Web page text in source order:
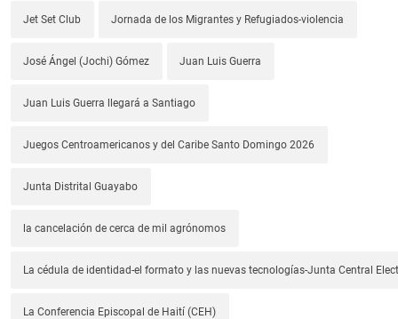
Jet Set Club Jornada de los Migrantes y Refugiados-violencia
José Ángel (Jochi) Gómez Juan Luis Guerra
Juan Luis Guerra llegará a Santiago
Juegos Centroamericanos y del Caribe Santo Domingo 2026
Junta Distrital Guayabo
la cancelación de cerca de mil agrónomos
La cédula de identidad-el formato y las nuevas tecnologías-Junta Central
La Conferencia Episcopal de Haití (CEH)